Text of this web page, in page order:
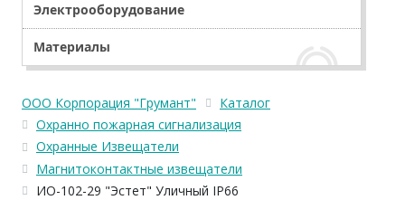
Электрооборудование
Материалы
ООО Корпорация "Грумант"
Каталог
Охранно пожарная сигнализация
Охранные Извещатели
Магнитоконтактные извещатели
ИО-102-29 "Эстет" Уличный IP66